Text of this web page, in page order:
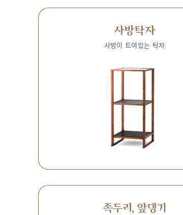
사방탁자
사방이 트여있는 탁자
족두리, 앞댕기